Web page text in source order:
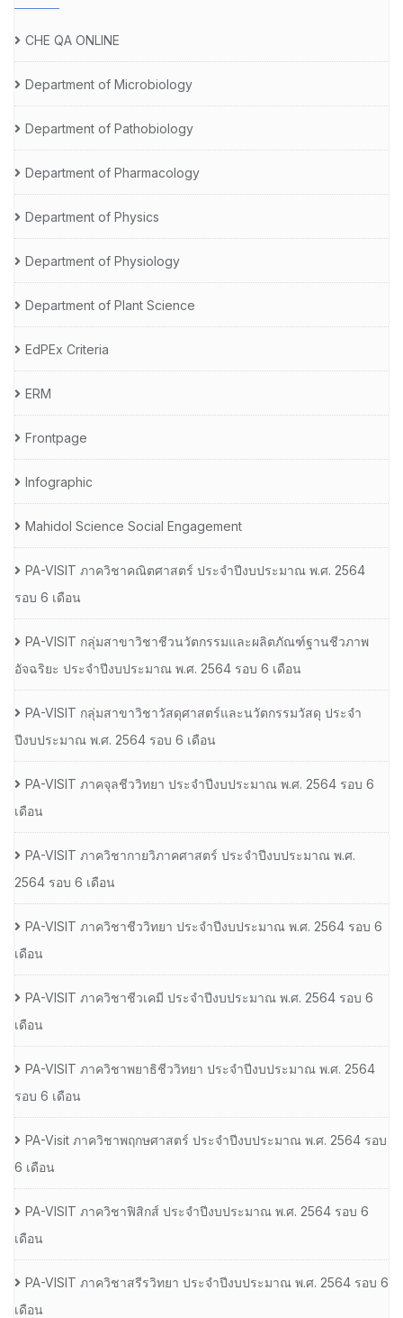
CHE QA ONLINE
Department of Microbiology
Department of Pathobiology
Department of Pharmacology
Department of Physics
Department of Physiology
Department of Plant Science
EdPEx Criteria
ERM
Frontpage
Infographic
Mahidol Science Social Engagement
PA-VISIT ภาควิชาคณิตศาสตร์ ประจำปีงบประมาณ พ.ศ. 2564
รอบ 6 เดือน
PA-VISIT กลุ่มสาขาวิชาชีวนวัตกรรมและผลิตภัณฑ์ฐานชีวภาพ
อัจฉริยะ ประจำปีงบประมาณ พ.ศ. 2564 รอบ 6 เดือน
PA-VISIT กลุ่มสาขาวิชาวัสดุศาสตร์และนวัตกรรมวัสดุ ประจำ
ปีงบประมาณ พ.ศ. 2564 รอบ 6 เดือน
PA-VISIT ภาคจุลชีววิทยา ประจำปีงบประมาณ พ.ศ. 2564 รอบ 6
เดือน
PA-VISIT ภาควิชากายวิภาคศาสตร์ ประจำปีงบประมาณ พ.ศ.
2564 รอบ 6 เดือน
PA-VISIT ภาควิชาชีววิทยา ประจำปีงบประมาณ พ.ศ. 2564 รอบ 6
เดือน
PA-VISIT ภาควิชาชีวเคมี ประจำปีงบประมาณ พ.ศ. 2564 รอบ 6
เดือน
PA-VISIT ภาควิชาพยาธิชีววิทยา ประจำปีงบประมาณ พ.ศ. 2564
รอบ 6 เดือน
PA-Visit ภาควิชาพฤกษศาสตร์ ประจำปีงบประมาณ พ.ศ. 2564 รอบ
6 เดือน
PA-VISIT ภาควิชาฟิสิกส์ ประจำปีงบประมาณ พ.ศ. 2564 รอบ 6
เดือน
PA-VISIT ภาควิชาสรีรวิทยา ประจำปีงบประมาณ พ.ศ. 2564 รอบ 6
เดือน